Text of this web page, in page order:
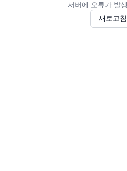
서버에 오류가 발
새로고침